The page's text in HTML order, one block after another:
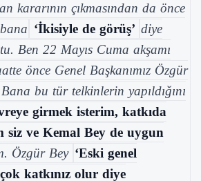
kararının çıkmasından da önce
‘İkisiyle de görüş’ diye
Ben 22 Mayıs Cuma akşamı
önce Genel Başkanımız Özgür
bu tür telkinlerin yapıldığını
girmek isterim, katkıda
siz ve Kemal Bey de uygun
Özgür Bey ‘Eski genel
çok katkınız olur diye